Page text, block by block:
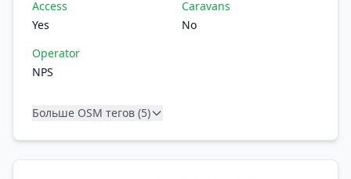
Access
Yes
Caravans
No
Operator
NPS
Больше OSM тегов (5)